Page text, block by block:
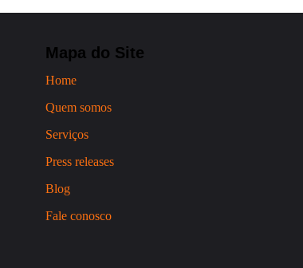
Mapa do Site
Home
Quem somos
Serviços
Press releases
Blog
Fale conosco